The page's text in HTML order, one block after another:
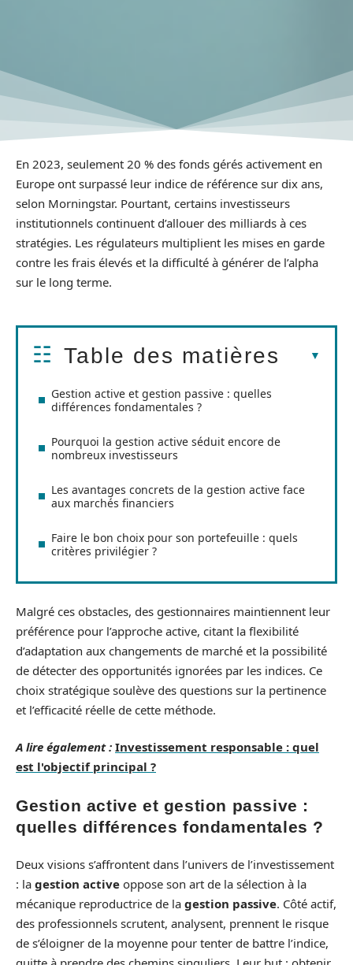
En 2023, seulement 20 % des fonds gérés activement en
Europe ont surpassé leur indice de référence sur dix ans,
selon Morningstar. Pourtant, certains investisseurs
institutionnels continuent d’allouer des milliards à ces
stratégies. Les régulateurs multiplient les mises en garde
contre les frais élevés et la difficulté à générer de l’alpha
sur le long terme.
Table des matières
Gestion active et gestion passive : quelles
différences fondamentales ?
Pourquoi la gestion active séduit encore de
nombreux investisseurs
Les avantages concrets de la gestion active face
aux marchés financiers
Faire le bon choix pour son portefeuille : quels
critères privilégier ?
Malgré ces obstacles, des gestionnaires maintiennent leur
préférence pour l’approche active, citant la flexibilité
d’adaptation aux changements de marché et la possibilité
de détecter des opportunités ignorées par les indices. Ce
choix stratégique soulève des questions sur la pertinence
et l’efficacité réelle de cette méthode.
A lire également : Investissement responsable : quel
est l'objectif principal ?
Gestion active et gestion passive :
quelles différences fondamentales ?
Deux visions s’affrontent dans l’univers de l’investissement
: la gestion active oppose son art de la sélection à la
mécanique reproductrice de la gestion passive. Côté actif,
des professionnels scrutent, analysent, prennent le risque
de s’éloigner de la moyenne pour tenter de battre l’indice,